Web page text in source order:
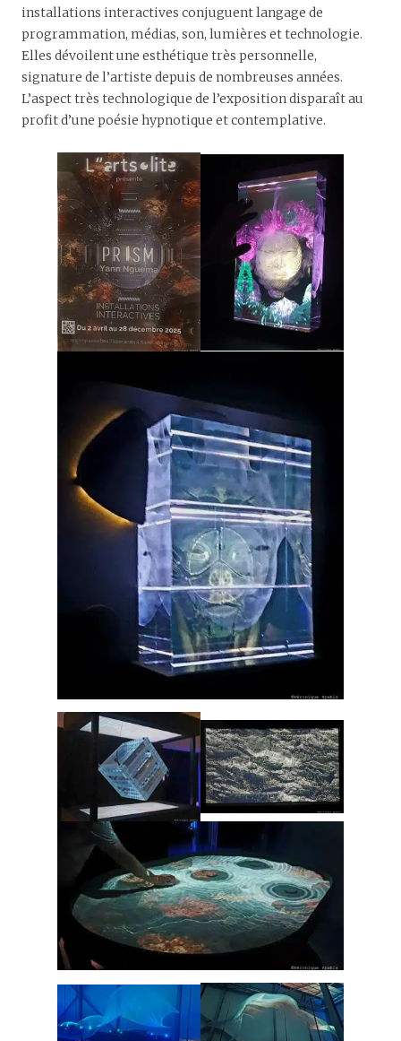
installations interactives conjuguent langage de
programmation, médias, son, lumières et technologie.
Elles dévoilent une esthétique très personnelle,
signature de l’artiste depuis de nombreuses années.
L’aspect très technologique de l’exposition disparaît au
profit d’une poésie hypnotique et contemplative.